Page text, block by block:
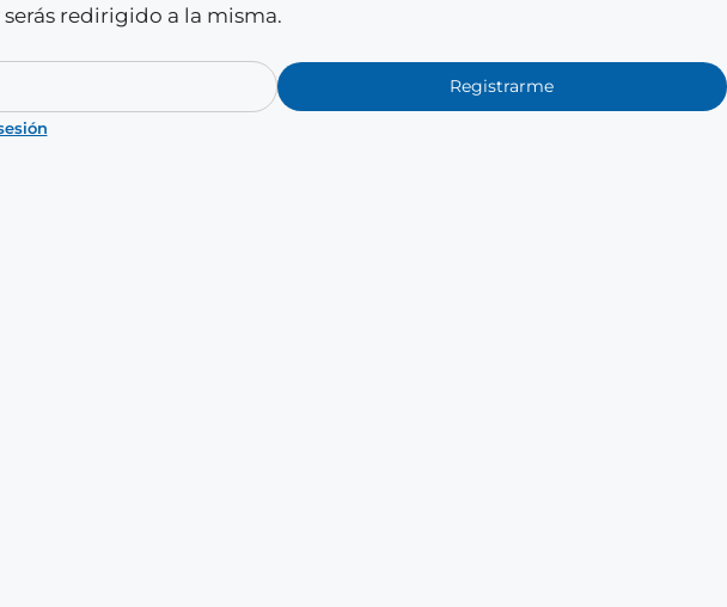
redirigido a la misma.
Registrarme